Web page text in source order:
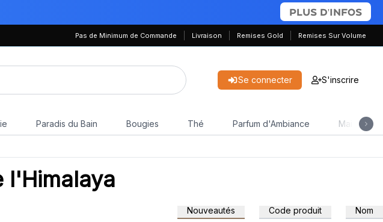
PLUS D'INFOS
Pas de Minimum de Commande Livraison Remises Gold Remises Sur Volume
Se connecter S'inscrire
Paradis du Bain Bougies Thé Parfum d'Ambiance Maison &
l'Himalaya
Nouveautés Code produit Nom